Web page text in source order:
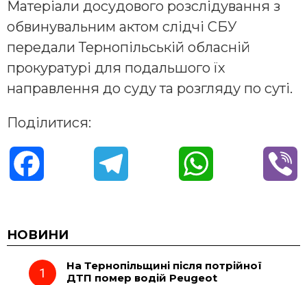
Матеріали досудового розслідування з
обвинувальним актом слідчі СБУ
передали Тернопільській обласній
прокуратурі для подальшого їх
направлення до суду та розгляду по суті.
Поділитися:
c
e e t
НОВИНИ
На Тернопільщині після потрійної
ДТП помер водій Peugeot